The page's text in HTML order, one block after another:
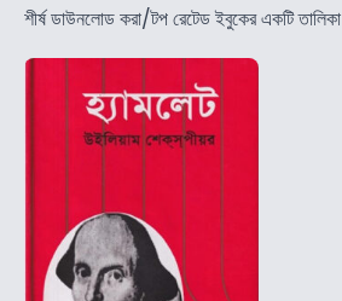
শীর্ষ ডাউনলোড করা/টপ রেটেড ইবুকের একটি তালিকা